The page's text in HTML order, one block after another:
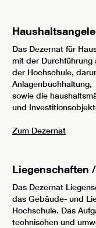
Das Dezernat für
mit der Durchführung
der Hochschule,
sowie die
und
Zum Dezernat
Liegenschaften
Das Dezernat
das Gebäude- und
Hochschule. Das
technischen und